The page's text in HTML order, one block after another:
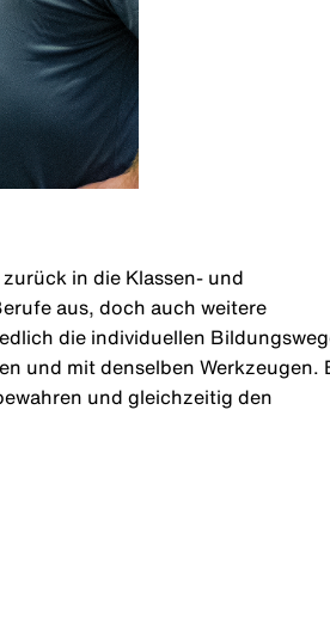
in die Klassen- und
aus, doch auch weitere
die individuellen
und mit denselben Werkzeugen.
und gleichzeitig den